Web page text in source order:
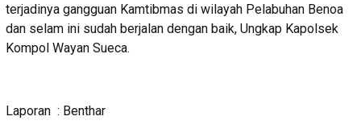
terjadinya gangguan Kamtibmas di wilayah Pelabuhan Benoa
dan selam ini sudah berjalan dengan baik, Ungkap Kapolsek
Kompol Wayan Sueca.
Laporan : Benthar